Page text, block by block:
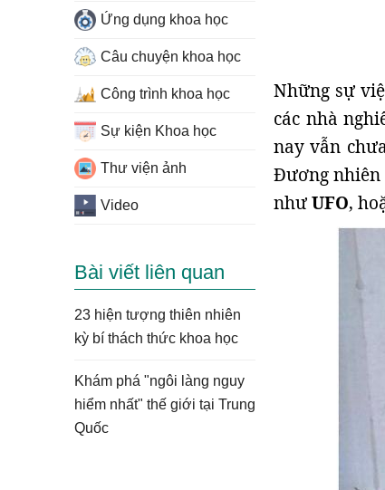
Những sự
các nhà
nay vẫn
Đương nhiên
nhưUFO,
Ứng dụng khoa học
Câu chuyện khoa học
Công trình khoa học
Sự kiện Khoa học
Thư viện ảnh
Video
Bài viết liên quan
23 hiện tượng thiên nhiên
kỳ bí thách thức khoa học
Khám phá "ngôi làng nguy
hiểm nhất" thế giới tại Trung
Quốc